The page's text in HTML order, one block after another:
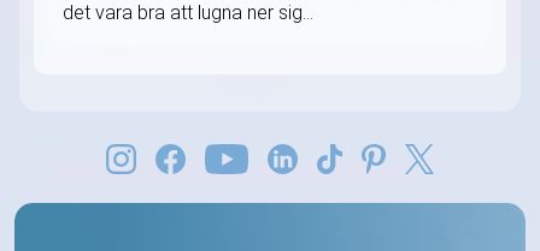
det vara bra att lugna ner sig...